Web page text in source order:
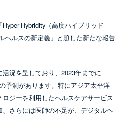
Hybridity（高度ハイブリッド
ヘルスの新定義」と題した新たな報告
況を呈しており、2023年までに
予測があります。特にアジア太平洋
ジーを利用したヘルスケアサービス
さらには医師の不足が、デジタルヘ